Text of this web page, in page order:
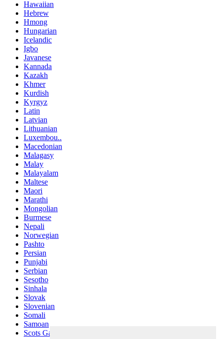
Hawaiian
Hebrew
Hmong
Hungarian
Icelandic
Igbo
Javanese
Kannada
Kazakh
Khmer
Kurdish
Kyrgyz
Latin
Latvian
Lithuanian
Luxembou..
Macedonian
Malagasy
Malay
Malayalam
Maltese
Maori
Marathi
Mongolian
Burmese
Nepali
Norwegian
Pashto
Persian
Punjabi
Serbian
Sesotho
Sinhala
Slovak
Slovenian
Somali
Samoan
Scots Gaelic